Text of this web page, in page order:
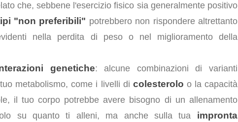
che, sebbene l'esercizio fisico sia generalmente positivo
"non preferibili" potrebbero non rispondere altrettanto
nella perdita di peso o nel miglioramento della
genetiche: alcune combinazioni di varianti
metabolismo, come i livelli di colesterolo o la capacità
il tuo corpo potrebbe avere bisogno di un allenamento
su quanto ti alleni, ma anche sulla tua impronta